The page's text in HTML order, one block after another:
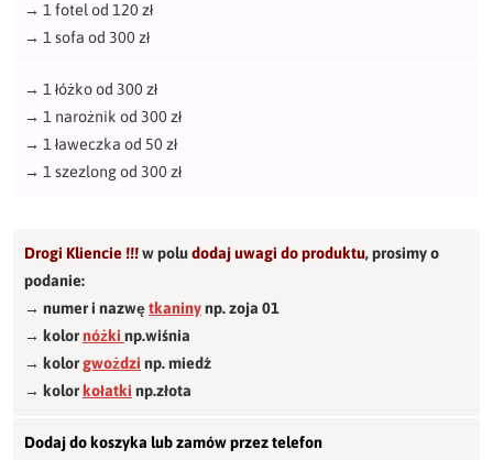
→ 1 fotel od 120 zł
→ 1 sofa od 300 zł
→ 1 łóżko od 300 zł
→ 1 narożnik od 300 zł
→ 1 ławeczka od 50 zł
→ 1 szezlong od 300 zł
Drogi Kliencie !!!w poludodaj uwagi do produktu,prosimy o
podanie:
→ numer i nazwętkaninynp. zoja 01
→ kolornóżki np.wiśnia
→ kolorgwożdzi np. miedź
→ kolorkołatki np.złota
Dodaj do koszyka lub zamów przez telefon